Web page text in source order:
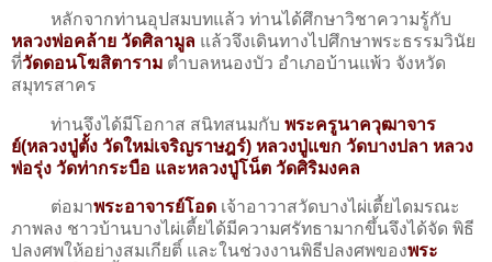
หลักจากท่านอุปสมบทแล้ว ท่านได้ศึกษาวิชาความรู้กับ
หลวงพ่อคล้าย วัดศิลามูล แล้วจึงเดินทางไปศึกษาพระธรรมวินัย
ที่วัดดอนโฆสิตาราม ตำบลหนองบัว อำเภอบ้านแพ้ว จังหวัด
สมุทรสาคร
ท่านจึงได้มีโอกาส สนิทสนมกับ พระครูนาควุฒาจาร
ย์(หลวงปู่ตั้ง วัดใหม่เจริญราษฎร์) หลวงปู่แขก วัดบางปลา หลวง
พ่อรุ่ง วัดท่ากระบือ และหลวงปู่โน็ต วัดศิริมงคล
ต่อมาพระอาจารย์โอด เจ้าอาวาสวัดบางไผ่เตี้ยไดมรณะ
ภาพลง ชาวบ้านบางไผ่เตี้ยได้มีความศรัทธามากขึ้นจึงได้จัด พิธี
ปลงศพให้อย่างสมเกียติ์ และในช่วงงานพิธีปลงศพของพระ